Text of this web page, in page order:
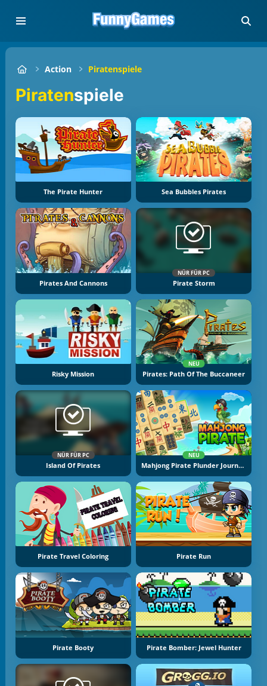
Action Piratenspiele
Piratenspiele
The Pirate Hunter Sea Bubbles Pirates
Pirates And Cannons
NÜR FÜR PC
Pirate Storm
Risky Mission
NEU
Pirates: Path Of The Buccaneer
NÜR FÜR PC
Island Of Pirates
NEU
Mahjong Pirate Plunder Journey
Pirate Travel Coloring Pirate Run
Pirate Booty Pirate Bomber: Jewel Hunter